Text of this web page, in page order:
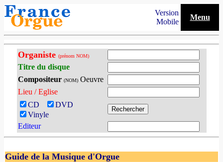
Version
Mobile
Menu
Organiste (prénom NOM)
Titre du disque
Compositeur (NOM)Oeuvre
Lieu / Eglise
CD
DVD
Vinyle
Editeur
Guide de la Musique d'Orgue